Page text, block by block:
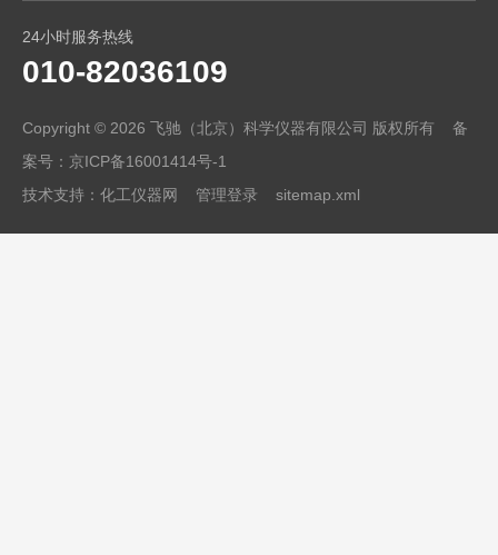
24小时服务热线
010-82036109
Copyright © 2026 飞驰（北京）科学仪器有限公司 版权所有 备
案号： 京ICP备16001414号-1
技术支持： 化工仪器网 管理登录 sitemap.xml